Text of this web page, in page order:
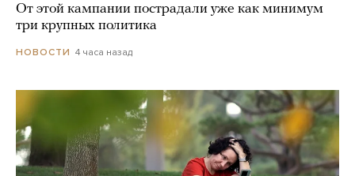
От этой кампании пострадали уже как минимум
три крупных политика
НОВОСТИ 4 часа назад